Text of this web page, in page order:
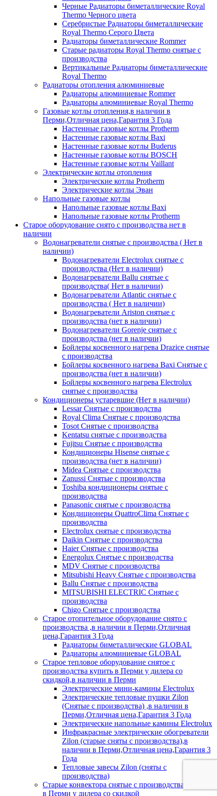
Черные Радиаторы биметаллические Royal
Thermo Черного цвета
Серебристые Радиаторы биметаллические
Royal Thermo Серого Цвета
Радиаторы биметаллические Rommer
Старые радиаторы Royal Thermo снятые с
производства
Вертикальные Радиаторы биметаллические
Royal Thermo
Радиаторы отопления алюминиевые
Радиаторы алюминиевые Rommer
Радиаторы алюминиевые Royal Thermo
Газовые котлы отопления,в наличии в
Перми,Отличная цена,Гарантия 3 Года
Настенные газовые котлы Protherm
Настенные газовые котлы Baxi
Настенные газовые котлы Buderus
Настенные газовые котлы BOSCH
Настенные газовые котлы Vaillant
Электрические котлы отопления
Электрические котлы Protherm
Электрические котлы Эван
Напольные газовые котлы
Напольные газовые котлы Baxi
Напольные газовые котлы Protherm
Старое оборудование снято с производства нет в
наличии
Водонагреватели снятые с производства ( Нет в
наличии)
Водонагреватели Electrolux снятые с
производства (Нет в наличии)
Водонагреватели Ballu снятые с
производства( Нет в наличии)
Водонагреватели Atlantic снятые с
производства ( Нет в наличии)
Водонагреватели Ariston снятые с
производства (нет в наличии)
Водонагреватели Gorenje снятые с
производства (нет в наличии)
Бойлеры косвенного нагрева Drazice снятые
с производства
Бойлеры косвенного нагрева Baxi Снятые с
производства (нет в наличии)
Бойлеры косвенного нагрева Electrolux
снятые с производства
Кондиционеры устаревшие (Нет в наличии)
Lessar Снятые с производства
Royal Clima Снятые с производства
Tosot Снятые с производства
Kentatsu снятые с производства
Fujitsu Снятые с производства
Кондиционеры Hisense снятые с
производства (нет в наличии)
Midea Снятые с производства
Zanussi Снятые с производства
Toshiba кондиционеры снятые с
производства
Panasonic снятые с производства
Кондиционеры QuattroClima Снятые с
производства
Electrolux снятые с производства
Daikin Снятые с производства
Haier Снятые с производства
Energolux Снятые с производства
MDV Снятые с производства
Mitsubishi Heavy Снятые с производства
Ballu Снятые с производства
MITSUBISHI ELECTRIC Снятые с
производства
Chigo Снятые с производства
Старое отопительное оборудование снято с
производства ,в наличии в Перми,Отличная
цена,Гарантия 3 Года
Радиаторы биметаллические GLOBAL
Радиаторы алюминиевые GLOBAL
Старое тепловое оборудование снятое с
производства купить в Перми у дилера со
скидкой,в наличии в Перми
Электрические мини-камины Electrolux
Электрические тепловые пушки Zilon
(Снятые с производства) ,в наличии в
Перми,Отличная цена,Гарантия 3 Года
Электрические напольные камины Electrolux
Инфракрасные электрические обогреватели
Zilon (старые сняты с производства),в
наличии в Перми,Отличная цена,Гарантия 3
Года
Тепловые завесы Zilon (сняты с
производства)
Старые конвектора снятые с производства купить
в Перми у дилера со скидкой